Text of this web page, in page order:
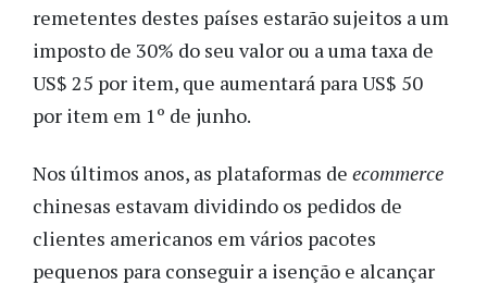
remetentes destes países estarão sujeitos a um
imposto de 30% do seu valor ou a uma taxa de
US$ 25 por item, que aumentará para US$ 50
por item em 1º de junho.
Nos últimos anos, as plataformas de ecommerce
chinesas estavam dividindo os pedidos de
clientes americanos em vários pacotes
pequenos para conseguir a isenção e alcançar